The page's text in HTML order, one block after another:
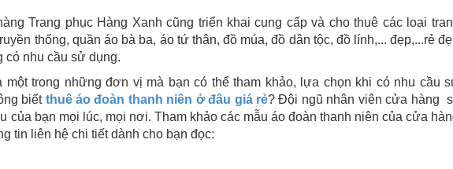
Trang phục Hàng Xanh cũng triển khai cung cấp và cho thuê các loại
thống, quần áo bà ba, áo tứ thân, đồ múa, đồ dân tộc, đồ lính,... đẹp,...rẻ
có nhu cầu sử dụng.
một trong những đơn vị mà bạn có thể tham khảo, lựa chọn khi có nhu cầu
biết thuê áo đoàn thanh niên ở đâu giá rẻ? Đội ngũ nhân viên cửa hàng
của bạn mọi lúc, mọi nơi. Tham khảo các mẫu áo đoàn thanh niên của cửa
tin liên hệ chi tiết dành cho bạn đọc: